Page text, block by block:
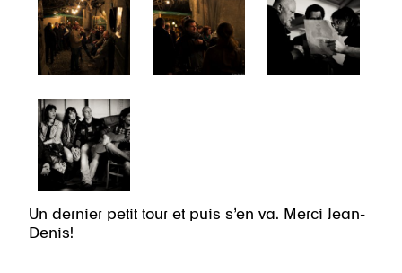
Un dernier petit tour et puis s’en va. Merci Jean-
Denis!